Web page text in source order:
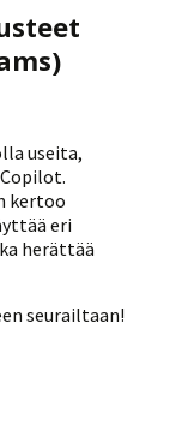
useita,
kertoo
eri
herättää
seurailtaan!